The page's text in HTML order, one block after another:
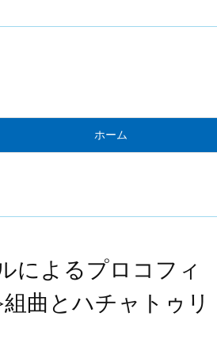
ホーム
によるプロコフィ
曲とハチャトゥリ